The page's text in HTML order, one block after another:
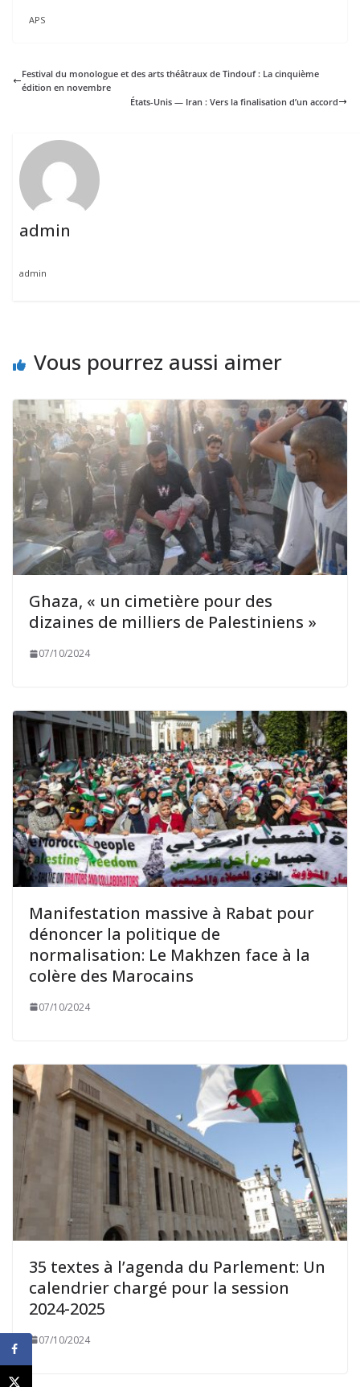
APS
Festival du monologue et des arts théâtraux de Tindouf : La cinquième
édition en novembre
États-Unis — Iran : Vers la finalisation d’un accord
admin
admin
Vous pourrez aussi aimer
Ghaza, « un cimetière pour des
dizaines de milliers de Palestiniens »
07/10/2024
Manifestation massive à Rabat pour
dénoncer la politique de
normalisation: Le Makhzen face à la
colère des Marocains
07/10/2024
35 textes à l’agenda du Parlement: Un
calendrier chargé pour la session
2024-2025
07/10/2024